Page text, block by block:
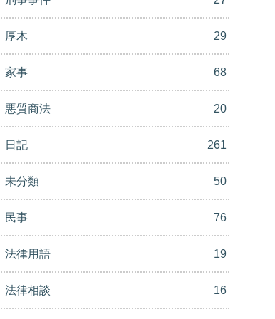
厚木 29
家事 68
悪質商法 20
日記 261
未分類 50
民事 76
法律用語 19
法律相談 16